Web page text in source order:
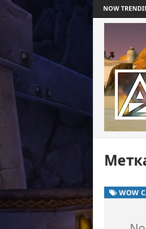
NOW
BEE 2. ЧАСТЬ 4: ВОЙНА, КОТОРАЯ
WOW